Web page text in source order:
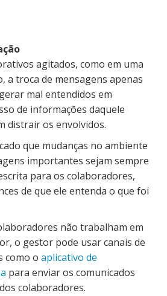
agitados, como em uma
a troca de mensagens apenas
mal entendidos em
de informações daquele
distrair os envolvidos.
que mudanças no ambiente
importantes sejam sempre
para os colaboradores,
de que ele entenda o que foi
não trabalham em
o gestor pode usar canais de
como o aplicativo de
para enviar os comunicados
colaboradores.